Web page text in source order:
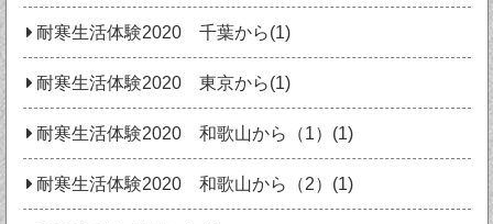
耐寒生活体験2020 千葉から(1)
耐寒生活体験2020 東京から(1)
耐寒生活体験2020 和歌山から（1）(1)
耐寒生活体験2020 和歌山から（2）(1)